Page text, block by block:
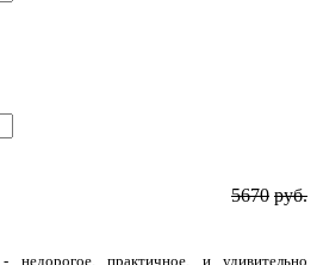
5670 руб.
практичное, и удивительно